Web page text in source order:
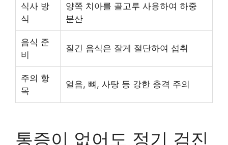
식사 방
식
양쪽 치아를 골고루 사용하여 하중
분산
음식 준
비
질긴 음식은 잘게 절단하여 섭취
주의 항
목
얼음, 뼈, 사탕 등 강한 충격 주의
통증이 없어도 정기 검진